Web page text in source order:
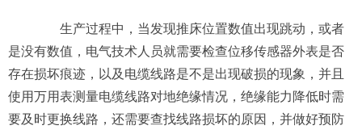
生产过程中，当发现推床位置数值出现跳动，或者
是没有数值，电气技术人员就需要检查位移传感器外表是否
存在损坏痕迹，以及电缆线路是不是出现破损的现象，并且
使用万用表测量电缆线路对地绝缘情况，绝缘能力降低时需
要及时更换线路，还需要查找线路损坏的原因，并做好预防